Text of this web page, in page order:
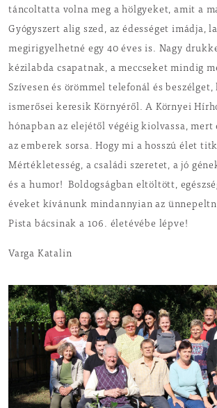
táncoltatta volna meg a hölgyeket, amit a
Gyógyszert alig szed, az édességet imádja,
megirigyelhetné egy 40 éves is. Nagy
kézilabda csapatnak, a meccseket mindig
Szívesen és örömmel telefonál és beszélget,
ismerősei keresik Környéről. A Környei
hónapban az elejétől végéig kiolvassa, mert
az emberek sorsa. Hogy mi a hosszú élet
Mértékletesség, a családi szeretet, a jó
és a humor! Boldogságban eltöltött,
éveket kívánunk mindannyian az
Pista bácsinak a 106. életévébe lépve!
Varga Katalin